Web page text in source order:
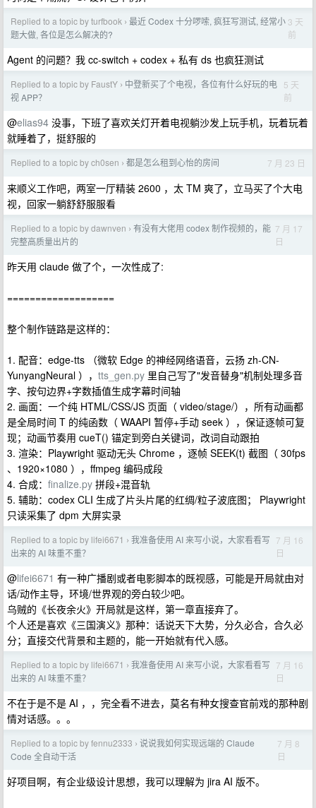
Replied to a topic by turfbook › 最近 Codex 十分啰嗦, 疯狂写测试, 经常小
题大做, 各位是怎么解决的?
3 天
前
Agent 的问题？我 cc-switch + codex + 私有 ds 也疯狂测试
Replied to a topic by FaustY › 中登新买了个电视，各位有什么好玩的电
视 APP？
5 天
前
@elias94 没事，下班了喜欢关灯开着电视躺沙发上玩手机，玩着玩着
就睡着了，挺舒服的
Replied to a topic by ch0sen › 都是怎么租到心怡的房间 7 月 23 日
来顺义工作吧，两室一厅精装 2600 ，太 TM 爽了，立马买了个大电
视，回家一躺舒舒服服看
Replied to a topic by dawnven › 有没有大佬用 codex 制作视频的，能
完整高质量出片的
7 月 17
日
昨天用 claude 做了个，一次性成了:
===================
整个制作链路是这样的：
1. 配音：edge-tts （微软 Edge 的神经网络语音，云扬 zh-CN-
YunyangNeural ）， tts_gen.py 里自己写了"发音替身"机制处理多音
字、按句边界+字数插值生成字幕时间轴
2. 画面：一个纯 HTML/CSS/JS 页面（ video/stage/），所有动画都
是全局时间 T 的纯函数（ WAAPI 暂停+手动 seek ），保证逐帧可复
现；动画节奏用 cueT() 锚定到旁白关键词，改词自动跟拍
3. 渲染：Playwright 驱动无头 Chrome ，逐帧 SEEK(t) 截图（ 30fps
、1920×1080 ），ffmpeg 编码成段
4. 合成： finalize.py 拼段+混音轨
5. 辅助：codex CLI 生成了片头片尾的红绸/粒子波底图； Playwright
只读采集了 dpm 大屏实录
Replied to a topic by lifei6671 › 我准备使用 AI 来写小说，大家看看写
出来的 AI 味重不重？
7 月 16
日
@lifei6671 有一种广播剧或者电影脚本的既视感，可能是开局就由对
话/动作主导，环境/世界观的旁白较少吧。
乌贼的《长夜余火》开局就是这样，第一章直接弃了。
个人还是喜欢《三国演义》那种：话说天下大势，分久必合，合久必
分；直接交代背景和主题的，能一开始就有代入感。
Replied to a topic by lifei6671 › 我准备使用 AI 来写小说，大家看看写
出来的 AI 味重不重？
7 月 16
日
不在于是不是 AI ，，完全看不进去，莫名有种女搜查官前戏的那种剧
情对话感。。。
Replied to a topic by fennu2333 › 说说我如何实现远端的 Claude
Code 全自动干活
7 月 8
日
好项目啊，有企业级设计思想，我可以理解为 jira AI 版不。